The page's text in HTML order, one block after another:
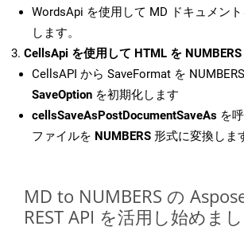
WordsApi を使用して MD ドキュメン
します。
CellsApi を使用して HTML を
CellsAPI から SaveFormat を
SaveOption を初期化します
cellsSaveAsPostDocumentSaveAs を
ファイルを NUMBERS 形式に変換しま
MD to NUMBERS の
REST API を活用し始めま